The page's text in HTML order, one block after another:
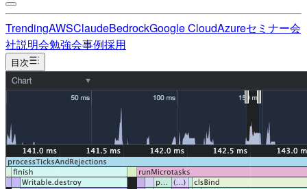
TrendingAWSClaudeBedrockGoogle CloudAzureセミナー会
社説明会勉強会事例採用
目次